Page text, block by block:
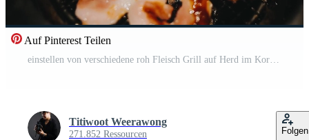
Auf Pinterest Teilen
einstellen von verschiedene roh Fleisch Grill auf Herd im Koreanisch Grill Stil Kostenloses Video
Titiwoot Weerawong
271.852 Ressourcen Folgen